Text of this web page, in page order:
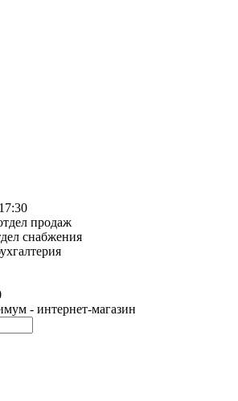
продаж
снабжения
- интернет-магазин